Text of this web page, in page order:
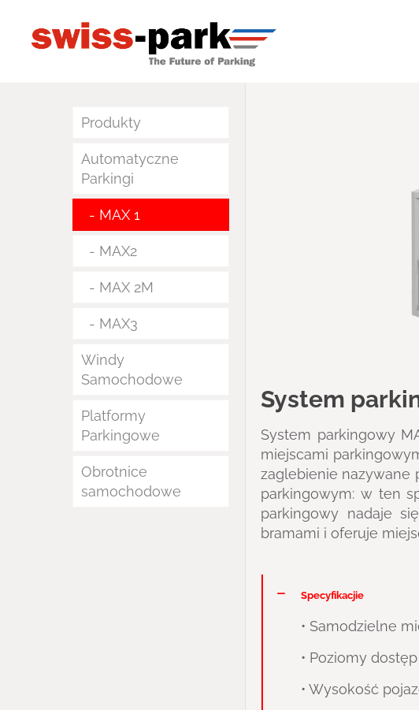
System
System parkingowy
miejscami
zaglebienie nazywane
parkingowym: w ten
parkingowy nadaje
bramami i oferuje
Specyfikacjie
• Samodzielne
• Poziomy
• Wysokość
Produkty
Automatyczne
Parkingi
MAX 1
MAX2
MAX 2M
MAX3
Windy
Samochodowe
Platformy
Parkingowe
Obrotnice
samochodowe